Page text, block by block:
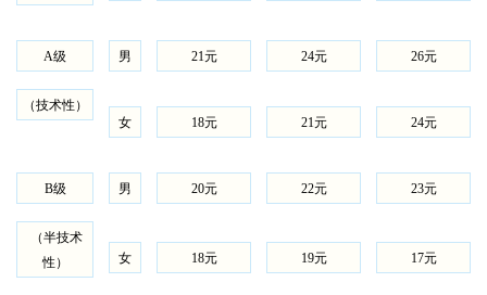
A级
（技术性）
男 21元 24元 26元
女 18元 21元 24元
B级
（半技术
性）
男 20元 22元 23元
女 18元 19元 17元